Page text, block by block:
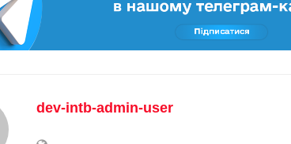
dev-intb-admin-user